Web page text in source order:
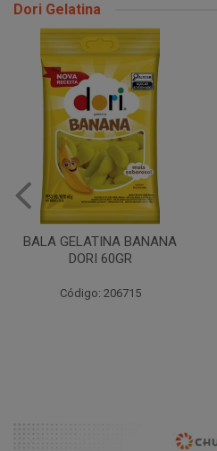
Dori Gelatina
BALA GELATINA BANANA
DORI 60GR
Código: 206715